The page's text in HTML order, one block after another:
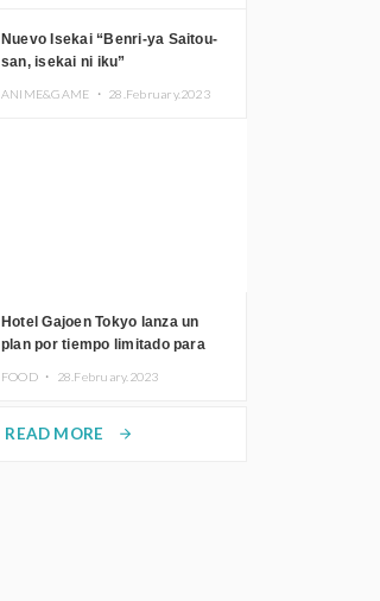
Nuevo Isekai “Benri-ya Saitou-
san, isekai ni iku”
ANIME&GAME ・ 28.February.2023
Hotel Gajoen Tokyo lanza un
plan por tiempo limitado para
FOOD ・ 28.February.2023
READ MORE arrow_forward